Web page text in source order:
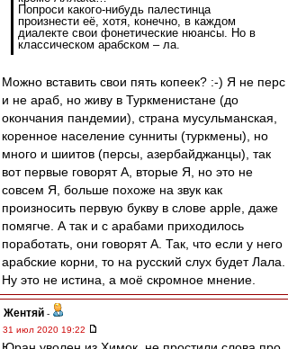
Попроси какого-нибудь палестинца
произнести её, хотя, конечно, в каждом
диалекте свои фонетические нюансы. Но в
классическом арабском – ла.
Можно вставить свои пять копеек? :-) Я не перс
и не араб, но живу в Туркменистане (до
окончания пандемии), страна мусульманская,
коренное население сунниты (туркмены), но
много и шиитов (персы, азербайджанцы), так
вот первые говорят А, вторые Я, но это не
совсем Я, больше похоже на звук как
произносить первую букву в слове apple, даже
помягче. А так и с арабами приходилось
поработать, они говорят А. Так, что если у него
арабские корни, то на русский слух будет Лала.
Ну это не истина, а моё скромное мнение.
Жентяй -
31 июл 2020 19:22